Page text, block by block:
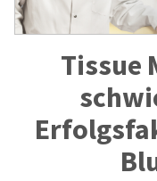
Tissue